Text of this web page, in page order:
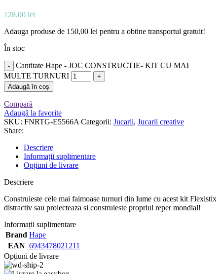
128,00 lei
Adauga produse de 150,00 lei pentru a obtine transportul gratuit!
În stoc
Cantitate Hape - JOC CONSTRUCTIE- KIT CU MAI
MULTE TURNURI
Adaugă în coș
Compară
Adaugă la favorite
SKU: FNRTG-E5566A Categorii: Jucarii, Jucarii creative
Share:
Descriere
Informații suplimentare
Opțiuni de livrare
Descriere
Construieste cele mai faimoase turnuri din lume cu acest kit Flexistix
distractiv sau proiecteaza si construieste propriul reper mondial!
Informații suplimentare
Brand Hape
EAN 6943478021211
Opțiuni de livrare